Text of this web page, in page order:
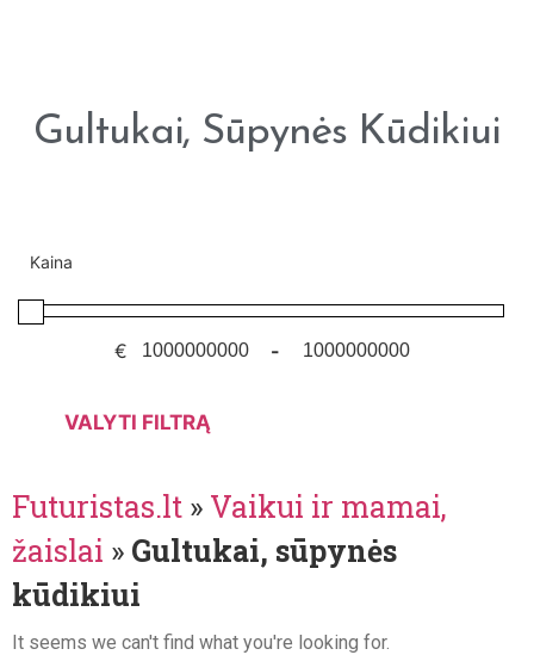
Gultukai, Sūpynės Kūdikiui
Kaina
€ -
VALYTI FILTRĄ
Futuristas.lt » Vaikui ir mamai,
žaislai » Gultukai, sūpynės
kūdikiui
It seems we can't find what you're looking for.